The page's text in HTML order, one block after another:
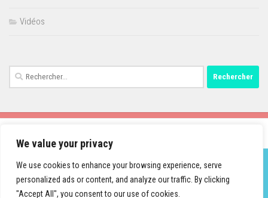
We value your privacy
We use cookies to enhance your browsing experience, serve
personalized ads or content, and analyze our traffic. By clicking
"Accept All", you consent to our use of cookies.
Vidéos
Rechercher :
Fièrement propulsé par - Conçu par